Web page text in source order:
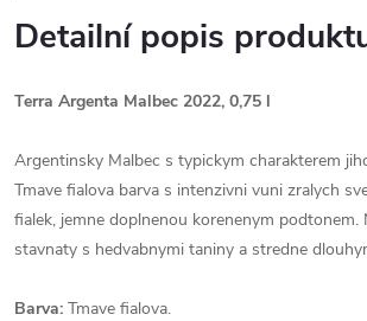
Detailní popis
Terra Argenta Malbec 2022, 0,75 l
Argentinsky Malbec s typickym charakterem
Tmave fialova barva s intenzivni vuni zralych
fialek, jemne doplnenou korenenym podtonem.
stavnaty s hedvabnymi taniny a stredne
Barva: Tmave fialova.